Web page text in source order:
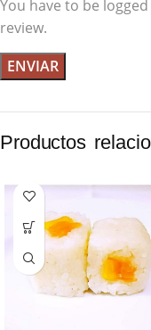
You have to be
review.
Productos